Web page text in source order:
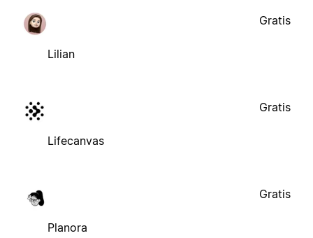
Lilian
Gratis
Lifecanvas
Gratis
Planora
Gratis